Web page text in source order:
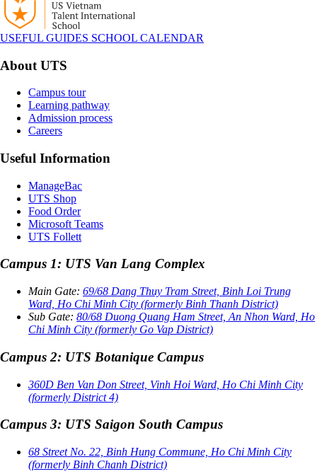
USEFUL GUIDES SCHOOL CALENDAR
About UTS
Campus tour
Learning pathway
Admission process
Careers
Useful Information
ManageBac
UTS Shop
Food Order
Microsoft Teams
UTS Follett
Campus 1: UTS Van Lang Complex
Main Gate: 69/68 Dang Thuy Tram Street, Binh Loi Trung
Ward, Ho Chi Minh City (formerly Binh Thanh District)
Sub Gate: 80/68 Duong Quang Ham Street, An Nhon Ward, Ho
Chi Minh City (formerly Go Vap District)
Campus 2: UTS Botanique Campus
360D Ben Van Don Street, Vinh Hoi Ward, Ho Chi Minh City
(formerly District 4)
Campus 3: UTS Saigon South Campus
68 Street No. 22, Binh Hung Commune, Ho Chi Minh City
(formerly Binh Chanh District)